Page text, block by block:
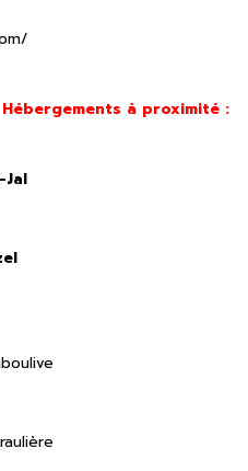
Hébergements à proximité :
Jal